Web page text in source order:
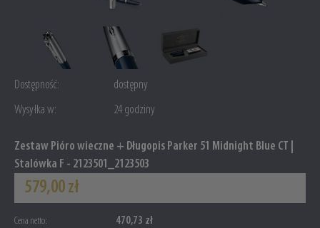
Dostępność:
dostępny
Wysyłka w:
24 godziny
Zestaw Pióro wieczne + Długopis Parker 51 Midnight Blue CT |
Stalówka F - 2123501_2123503
579,00 zł
Cena netto: 470,73 zł